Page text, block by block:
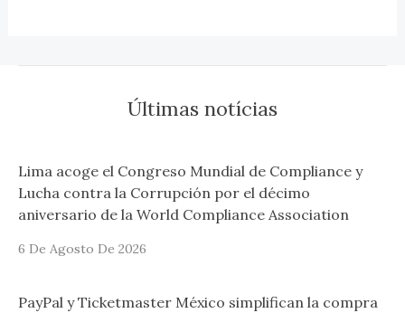
Últimas notícias
Lima acoge el Congreso Mundial de Compliance y
Lucha contra la Corrupción por el décimo
aniversario de la World Compliance Association
6 De Agosto De 2026
PayPal y Ticketmaster México simplifican la compra